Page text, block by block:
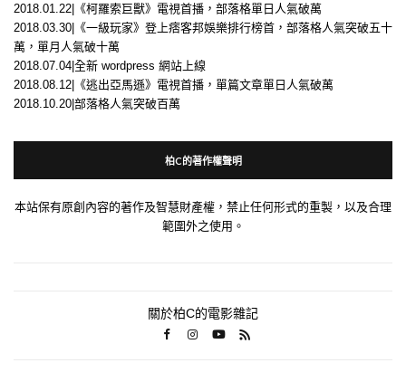
2018.01.22|《柯羅索巨獸》電視首播，部落格單日人氣破萬
2018.03.30|《一級玩家》登上痞客邦娛樂排行榜首，部落格人氣突破五十
萬，單月人氣破十萬
2018.07.04|全新 wordpress 網站上線
2018.08.12|《逃出亞馬遜》電視首播，單篇文章單日人氣破萬
2018.10.20|部落格人氣突破百萬
柏C的著作權聲明
本站保有原創內容的著作及智慧財產權，禁止任何形式的重製，以及合理
範圍外之使用。
關於柏C的電影雜記